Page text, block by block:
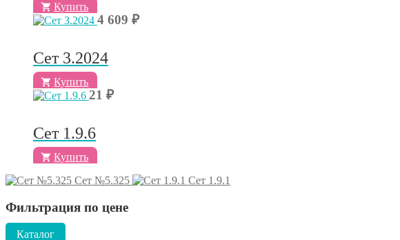
Купить
4 609 ₽
Сет 3.2024
Купить
21 ₽
Сет 1.9.6
Купить
Сет №5.325
Сет 1.9.1
Фильтрация по цене
Каталог